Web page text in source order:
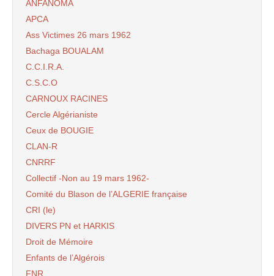
ANFANOMA
APCA
Ass Victimes 26 mars 1962
Bachaga BOUALAM
C.C.I.R.A.
C.S.C.O
CARNOUX RACINES
Cercle Algérianiste
Ceux de BOUGIE
CLAN-R
CNRRF
Collectif -Non au 19 mars 1962-
Comité du Blason de l’ALGERIE française
CRI (le)
DIVERS PN et HARKIS
Droit de Mémoire
Enfants de l’Algérois
FNR